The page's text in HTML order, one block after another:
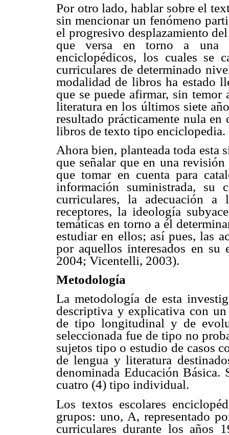
Por otro lado, hablar sobre el
sin mencionar un fenómeno
el progresivo desplazamiento
que versa en torno a una
enciclopédicos, los cuales se
curriculares de determinado
modalidad de libros ha estado
que se puede afirmar, sin
literatura en los últimos siete
resultado prácticamente nula
libros de texto tipo enciclopedia.
Ahora bien, planteada toda esta
que señalar que en una
que tomar en cuenta para
información suministrada, su
curriculares, la adecuación a
receptores, la ideología
temáticas en torno a él
estudiar en ellos; así pues, las
por aquellos interesados en su
2004; Vicentelli, 2003).
Metodología
La metodología de esta
descriptiva y explicativa con
de tipo longitudinal y de
seleccionada fue de tipo no
sujetos tipo o estudio de casos
de lengua y literatura
denominada Educación
cuatro (4) tipo individual.
Los textos escolares
grupos: uno, A, representado
curriculares durante los años